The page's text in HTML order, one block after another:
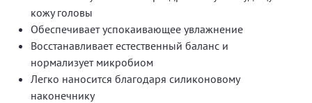
кожу головы
Обеспечивает успокаивающее увлажнение
Восстанавливает естественный баланс и
нормализует микробиом
Легко наносится благодаря силиконовому
наконечнику